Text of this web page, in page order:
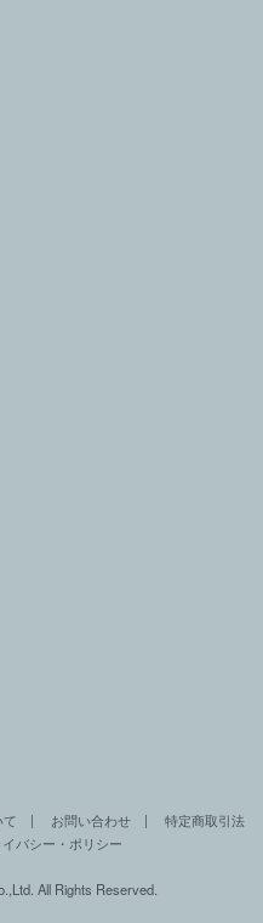
| お問い合わせ | 特定商取引法
バシー・ポリシー
All Rights Reserved.